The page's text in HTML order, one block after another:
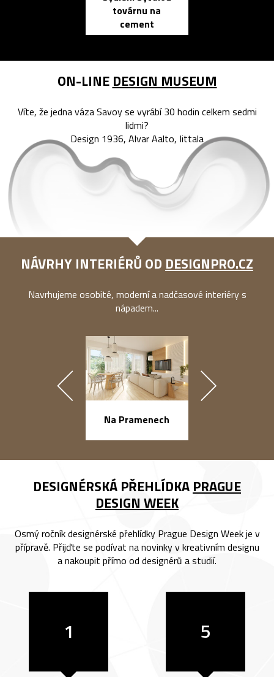
továrnu na
cement
ON-LINE DESIGN MUSEUM
Víte, že jedna váza Savoy se vyrábí 30 hodin celkem sedmi
lidmi?
Design 1936, Alvar Aalto, Iittala
NÁVRHY INTERIÉRŮ OD DESIGNPRO.CZ
Navrhujeme osobité, moderní a nadčasové interiéry s
nápadem...
Na Pramenech
DESIGNÉRSKÁ PŘEHLÍDKA PRAGUE
DESIGN WEEK
Osmý ročník designérské přehlídky Prague Design Week je v
přípravě. Přijďte se podívat na novinky v kreativním designu
a nakoupit přímo od designérů a studií.
1 5